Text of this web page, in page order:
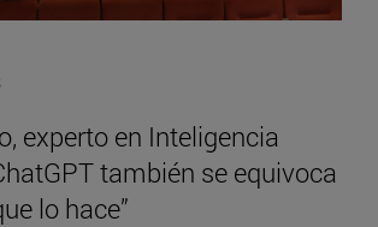
experto en Inteligencia
también se equivoca
lo hace”